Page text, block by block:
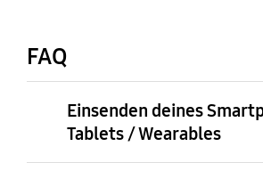
FAQ
Einsenden deines
Tablets / Wearables